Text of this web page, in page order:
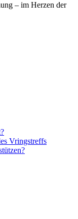
– im Herzen der
Vringstreffs